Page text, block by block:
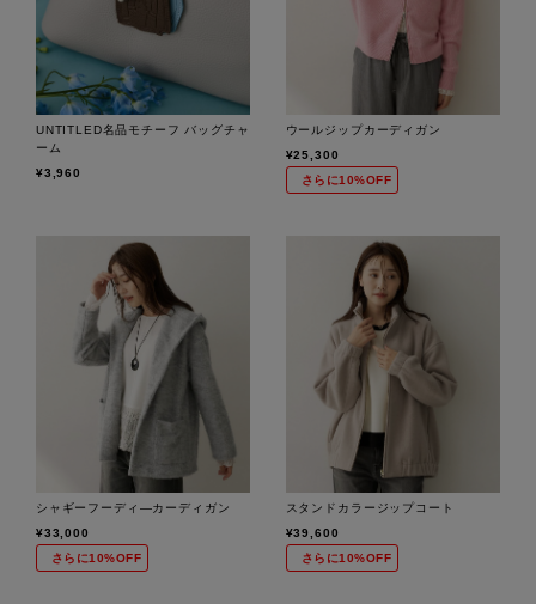
UNTITLED名品モチーフ バッグチャ
ーム
¥3,960
ウールジップカーディガン
¥25,300
さらに10%OFF
シャギーフーディ―カーディガン
¥33,000
さらに10%OFF
スタンドカラージップコート
¥39,600
さらに10%OFF